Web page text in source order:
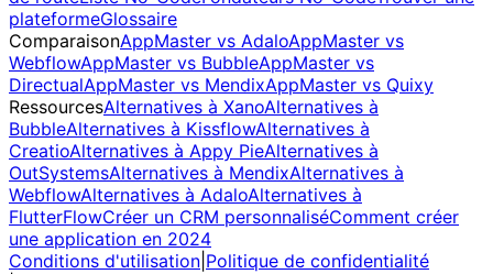
plateformeGlossaire
ComparaisonAppMaster vs AdaloAppMaster vs
WebflowAppMaster vs BubbleAppMaster vs
DirectualAppMaster vs MendixAppMaster vs Quixy
RessourcesAlternatives à XanoAlternatives à
BubbleAlternatives à KissflowAlternatives à
CreatioAlternatives à Appy PieAlternatives à
OutSystemsAlternatives à MendixAlternatives à
WebflowAlternatives à AdaloAlternatives à
FlutterFlowCréer un CRM personnaliséComment créer
une application en 2024
Conditions d'utilisation Politique de confidentialité